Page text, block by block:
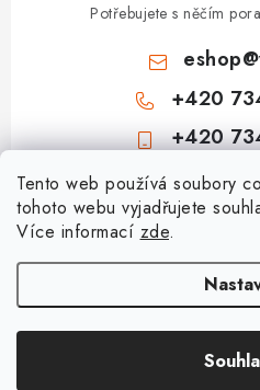
Tento web používá soubory
tohoto webu vyjadřujete
Více informací zde.
Potřebujete s něčím
eshop@
+420
+420
Informace pro vás
Nezámrzný venkovní ventil Kemper